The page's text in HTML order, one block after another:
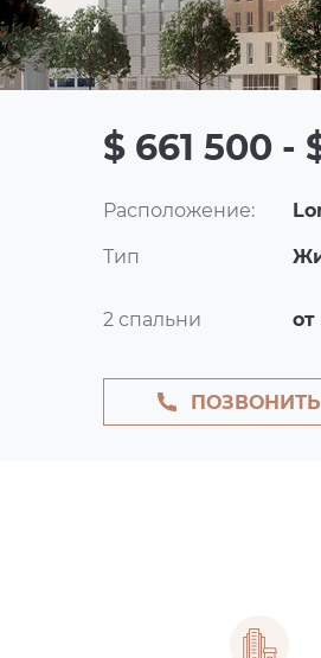
$ 661 500 -
Расположение:
Тип
2 спальни от
ПОЗВОНИТЬ